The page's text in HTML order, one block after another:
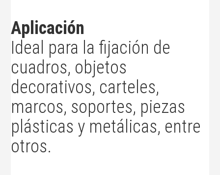
Aplicación
Ideal para la fijación de
cuadros, objetos
decorativos, carteles,
marcos, soportes, piezas
plásticas y metálicas, entre
otros.